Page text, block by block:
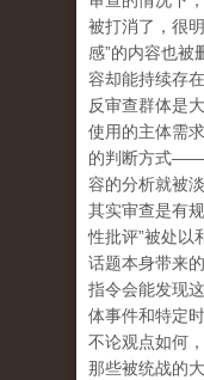
被打消了，很
感”的内容也被
容却能持续存
反审查群体是
使用的主体需
的判断方式——
容的分析就被淡
其实审查是有
性批评”被处以
话题本身带来
指令会能发现
体事件和特定
不论观点如何
那些被统战的